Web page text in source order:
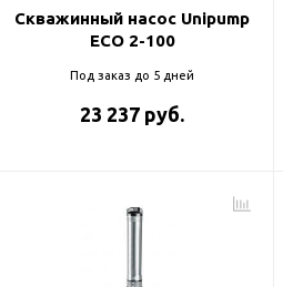
Скважинный насос Unipump
ECO 2-100
Под заказ до 5 дней
23 237 руб.